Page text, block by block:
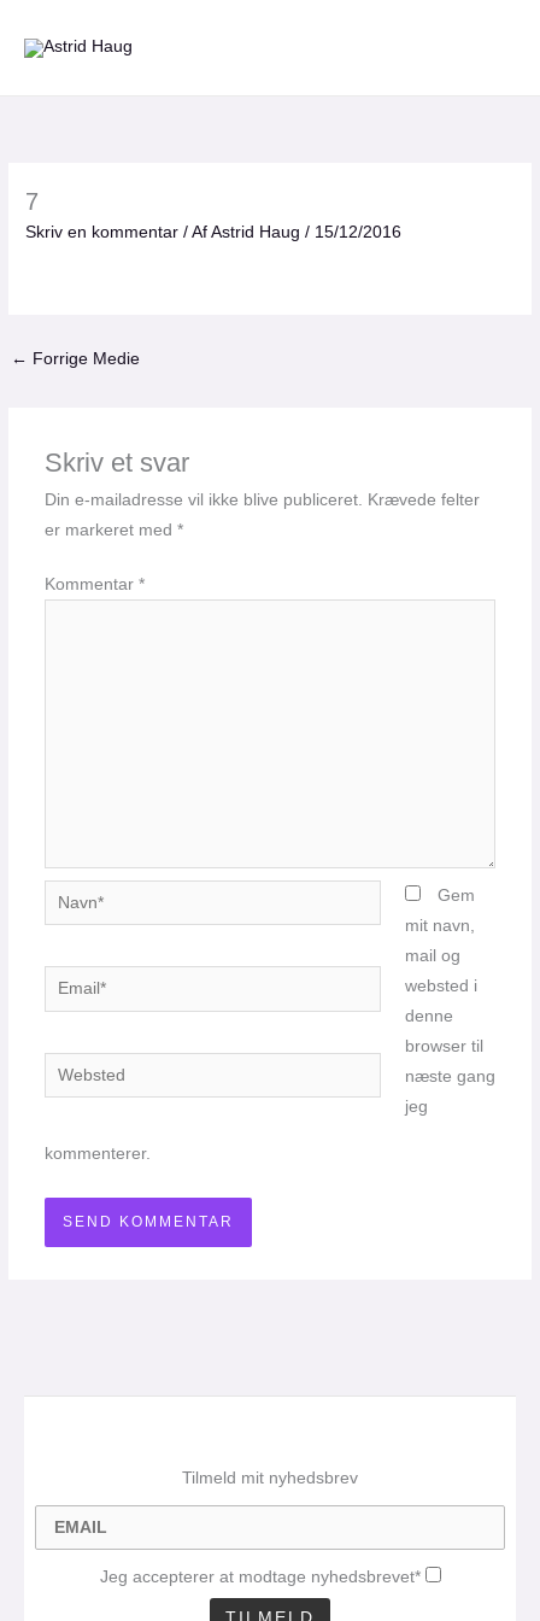
7
Skriv en kommentar / AfAstrid Haug/ 15/12/2016
← Forrige Medie
Skriv et svar
Din e-mailadresse vil ikke blive publiceret. Krævede felter
er markeret med *
Kommentar *
Navn*
Email*
Websted
Gem
mit navn,
mail og
websted i
denne
browser til
næste gang
jeg
kommenterer.
Tilmeld mit nyhedsbrev
Jeg accepterer at modtage nyhedsbrevet*